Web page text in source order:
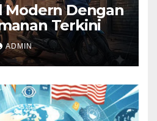
Modern Dengan
Terkini
ADMIN